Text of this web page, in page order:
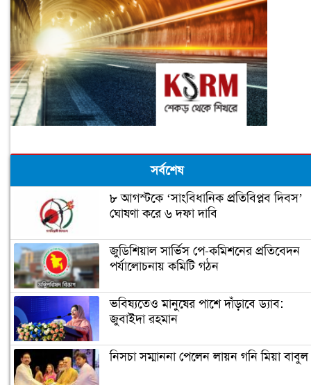
সর্বশেষ
৮ আগস্টকে ‘সাংবিধানিক প্রতিবিপ্লব দিবস’
ঘোষণা করে ৬ দফা দাবি
জুডিশিয়াল সার্ভিস পে-কমিশনের প্রতিবেদন
পর্যালোচনায় কমিটি গঠন
ভবিষ্যতেও মানুষের পাশে দাঁড়াবে ড্যাব:
জুবাইদা রহমান
নিসচা সম্মাননা পেলেন লায়ন গনি মিয়া বাবুল